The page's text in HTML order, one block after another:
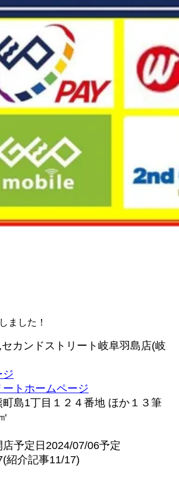
ました！
セカンドストリート岐阜羽島店(岐
ジ
トホームページ
島1丁目１２４番地 ほか１３筆
予定日2024/07/06予定
紹介記事11/17)